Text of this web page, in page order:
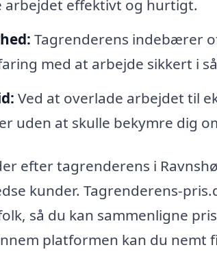
arbejdet effektivt og hurtigt.
Tagrenderens indebærer
med at arbejde sikkert i
Ved at overlade arbejdet til
uden at skulle bekymre dig
efter tagrenderens i
kunder. Tagrenderens-
så du kan sammenligne
platformen kan du nemt